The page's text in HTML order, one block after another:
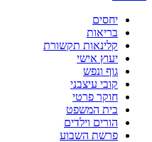
יחסים
בריאות
קלינאות תקשורת
יעוץ אישי
גוף ונפש
קובי עיצבני
חוקר פרטי
בית המשפט
הורים וילדים
פרשת השבוע